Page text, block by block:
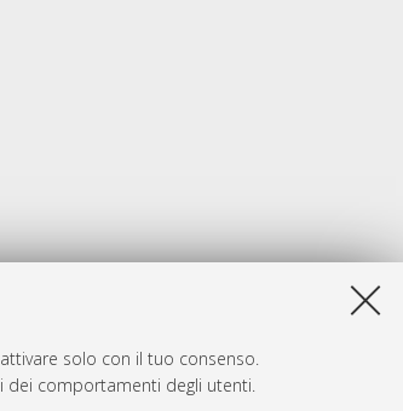
solo con il tuo consenso.
dei comportamenti degli utenti.